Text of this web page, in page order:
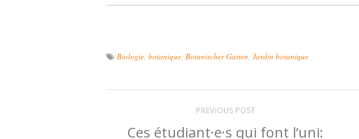
Biologie botanique Botanischer Garten Jardin botanique
PREVIOUS POST
Ces étudiant·e·s qui font l’uni: